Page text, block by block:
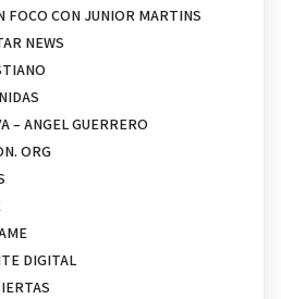
FOCO CON JUNIOR MARTINS
NEWS
– ANGEL GUERRERO
ORG
DIGITAL